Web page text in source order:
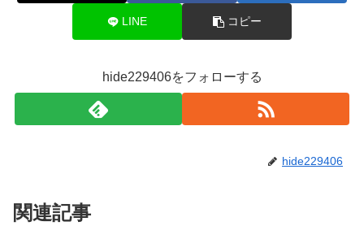
LINE コピー
hide229406をフォローする
hide229406
関連記事